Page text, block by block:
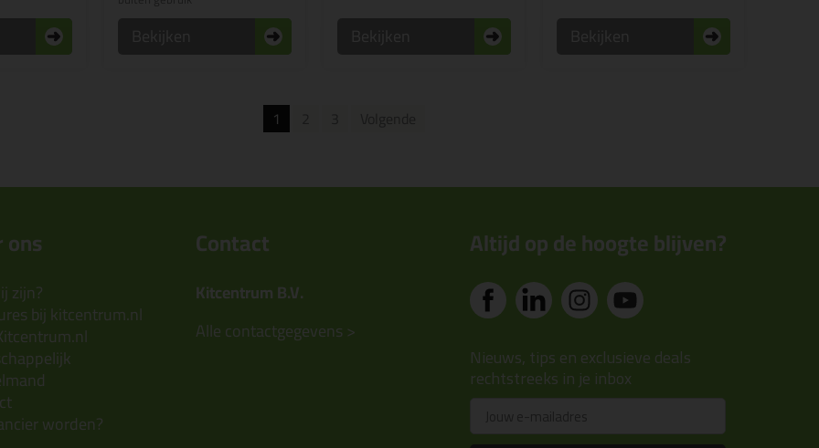
1
ons
zijn?
bij kitcentrum.nl
worden?
Contact
Kitcentrum B.V.
Alle contactgegevens >
Altijd op de hoogte blijven?
Nieuws, tips en exclusieve deals
rechtstreeks in je inbox